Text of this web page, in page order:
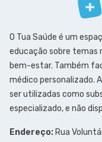
O Tua Saúde é um
educação sobre temas
bem-estar. Também
médico personalizado.
ser utilizadas como
especializado, e não
Endereço: Rua